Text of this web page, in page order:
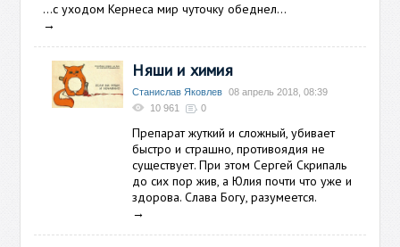
...с уходом Кернеса мир чуточку обеднел...
→
Няши и химия
Станислав Яковлев
08 апрель 2018, 08:39
10 961
0
Препарат жуткий и сложный, убивает
быстро и страшно, противоядия не
существует. При этом Сергей Скрипаль
до сих пор жив, а Юлия почти что уже и
здорова. Слава Богу, разумеется.
→